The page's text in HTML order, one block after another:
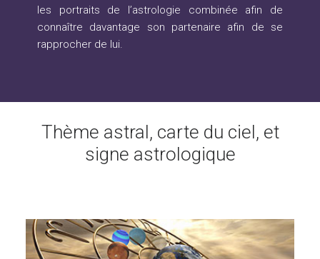
les portraits de l’astrologie combinée afin de
connaître davantage son partenaire afin de se
rapprocher de lui.
Thème astral, carte du ciel, et
signe astrologique